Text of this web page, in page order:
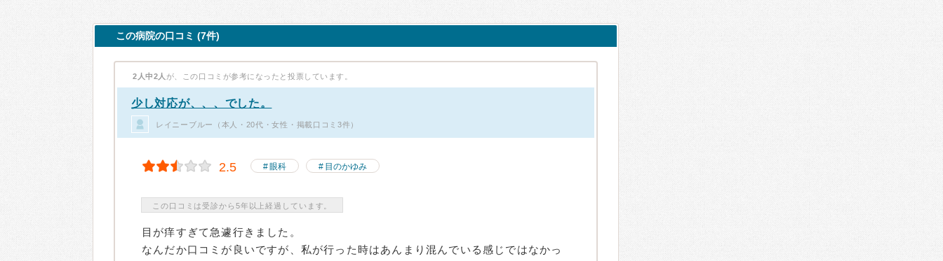
この病院の口コミ (7件)
2人中2人 が、この口コミが参考になったと投票しています。
少し対応が、、、でした。
レイニーブルー（本人・20代・女性・掲載口コミ3件）
2.5 眼科 目のかゆみ
この口コミは受診から5年以上経過しています。
目が痒すぎて急遽行きました。
なんだか口コミが良いですが、私が行った時はあんまり混んでいる感じではなかっ